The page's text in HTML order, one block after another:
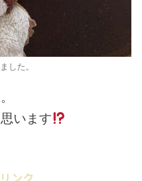
ました。
います